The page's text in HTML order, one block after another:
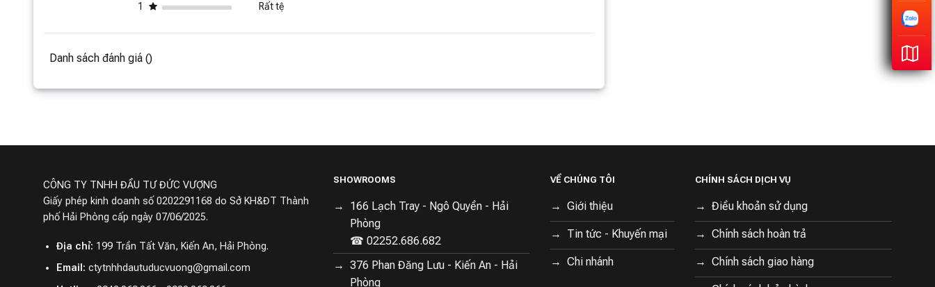
1
Rất tệ
Danh sách đánh giá ()
CÔNG TY TNHH ĐẦU TƯ ĐỨC VƯỢNG
Giấy phép kinh doanh số 0202291168 do Sở KH&ĐT Thành
phố Hải Phòng cấp ngày 07/06/2025.
Địa chỉ: 199 Trần Tất Văn, Kiến An, Hải Phòng.
Email: ctytnhhdautuducvuong@gmail.com
SHOWROOMS
166 Lạch Tray - Ngô Quyền - Hải
Phòng
☎ 02252.686.682
376 Phan Đăng Lưu - Kiến An - Hải
Phòng
VỀ CHÚNG TÔI
Giới thiệu
Tin tức - Khuyến mại
Chi nhánh
CHÍNH SÁCH DỊCH VỤ
Điều khoản sử dụng
Chính sách hoàn trả
Chính sách giao hàng